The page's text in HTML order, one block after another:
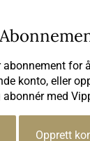
abonnement for
konto, eller
abonnér med
Opprett